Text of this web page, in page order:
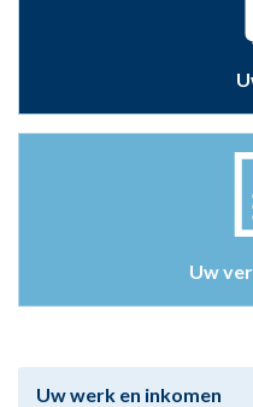
Uw
Uw werk en inkomen